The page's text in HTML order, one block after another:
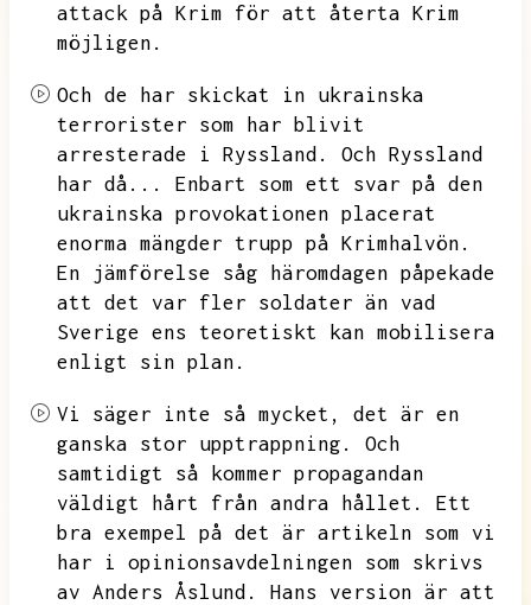
attack på Krim för att återta Krim
möjligen.
Och de har skickat in ukrainska
terrorister som har blivit
arresterade i Ryssland.
Och Ryssland
har då...
Enbart som ett svar på den
ukrainska provokationen placerat
enorma mängder trupp på Krimhalvön.
En jämförelse såg häromdagen påpekade
att det var fler soldater än vad
Sverige ens teoretiskt kan mobilisera
enligt sin plan.
Vi säger inte så mycket,
det är en
ganska stor upptrappning.
Och
samtidigt så kommer propagandan
väldigt hårt från andra hållet.
Ett
bra exempel på det är artikeln som vi
har i opinionsavdelningen som skrivs
av Anders Åslund.
Hans version är att